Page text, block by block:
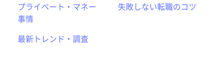
プライベート・マネー
事情
失敗しない転職のコツ
最新トレンド・調査